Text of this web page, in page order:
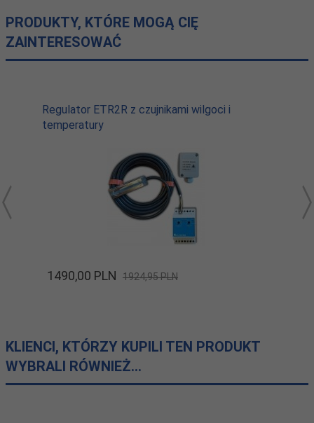
PRODUKTY, KTÓRE MOGĄ CIĘ
ZAINTERESOWAĆ
Regulator ETR2R z czujnikami wilgoci i
temperatury
1490,00 PLN 1924,95 PLN
KLIENCI, KTÓRZY KUPILI TEN PRODUKT
WYBRALI RÓWNIEŻ...